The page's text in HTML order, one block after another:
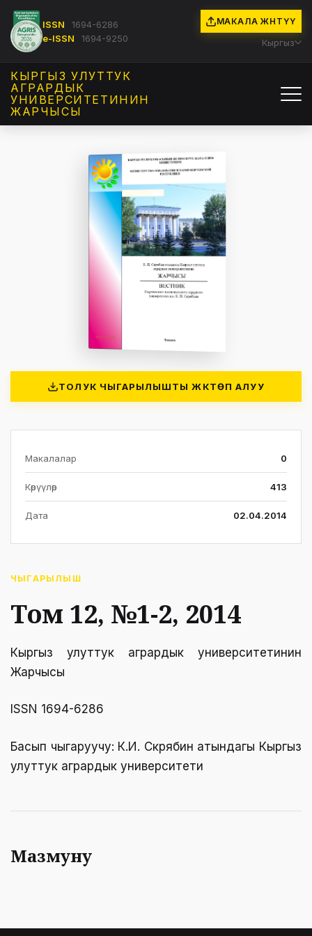
ISSN
1694-6286
e-ISSN
1694-9250
МАКАЛА ЖӨНӨТҮҮ
Кыргыз
КЫРГЫЗ УЛУТТУК
АГРАРДЫК
УНИВЕРСИТЕТИНИН
ЖАРЧЫСЫ
ТОЛУК ЧЫГАРЫЛЫШТЫ ЖҮКТӨП АЛУУ
Макалалар 0
Көрүүлөр 413
Дата 02.04.2014
ЧЫГАРЫЛЫШ
Том 12, №1-2, 2014
Кыргыз улуттук агрардык университетинин
Жарчысы
ISSN 1694-6286
Басып чыгаруучу: К.И. Скрябин атындагы Кыргыз
улуттук агрардык университети
Мазмуну